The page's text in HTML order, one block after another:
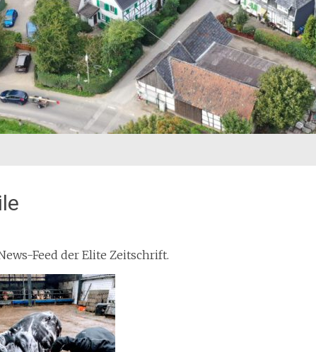
Feed der Elite Zeitschrift.